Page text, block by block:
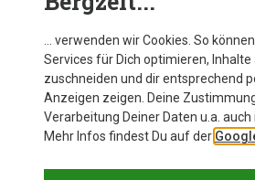
… verwenden wir Cookies. So
Services für Dich optimieren, Inhalte
zuschneiden und dir entsprechend
Anzeigen zeigen. Deine
Verarbeitung Deiner Daten u.a. auch
Mehr Infos findest Du auf der